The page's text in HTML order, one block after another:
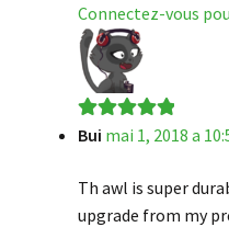
Connectez-vous
Note5sur 5
Bui mai 1, 2018 a
Th awl is super
upgrade from my